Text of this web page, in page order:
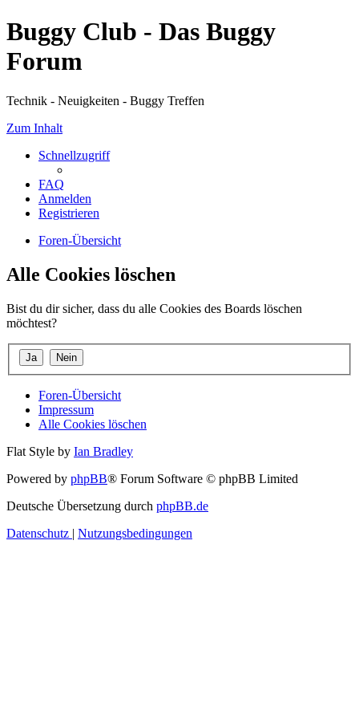
Buggy Club - Das Buggy
Forum
Technik - Neuigkeiten - Buggy Treffen
Zum Inhalt
Schnellzugriff
FAQ
Anmelden
Registrieren
Foren-Übersicht
Alle Cookies löschen
Bist du dir sicher, dass du alle Cookies des Boards löschen
möchtest?
Foren-Übersicht
Impressum
Alle Cookies löschen
Flat Style by Ian Bradley
Powered by phpBB® Forum Software © phpBB Limited
Deutsche Übersetzung durch phpBB.de
Datenschutz | Nutzungsbedingungen